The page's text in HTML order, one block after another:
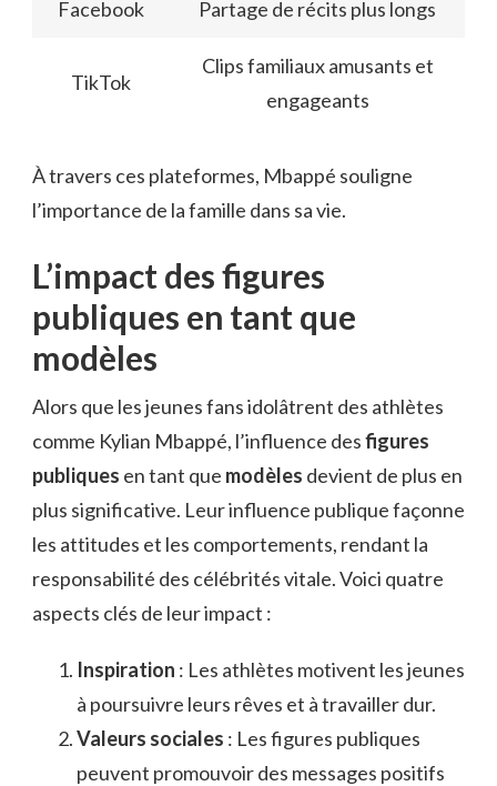
Facebook Partage de récits plus longs
TikTok
Clips familiaux amusants et
engageants
À travers ces plateformes, Mbappé souligne
l’importance de la famille dans sa vie.
L’impact des figures
publiques en tant que
modèles
Alors que les jeunes fans idolâtrent des athlètes
comme Kylian Mbappé, l’influence desfigures
publiques en tant que modèles devient de plus en
plus significative. Leur influence publique façonne
les attitudes et les comportements, rendant la
responsabilité des célébrités vitale. Voici quatre
aspects clés de leur impact :
Inspiration : Les athlètes motivent les jeunes
à poursuivre leurs rêves et à travailler dur.
Valeurs sociales : Les figures publiques
peuvent promouvoir des messages positifs